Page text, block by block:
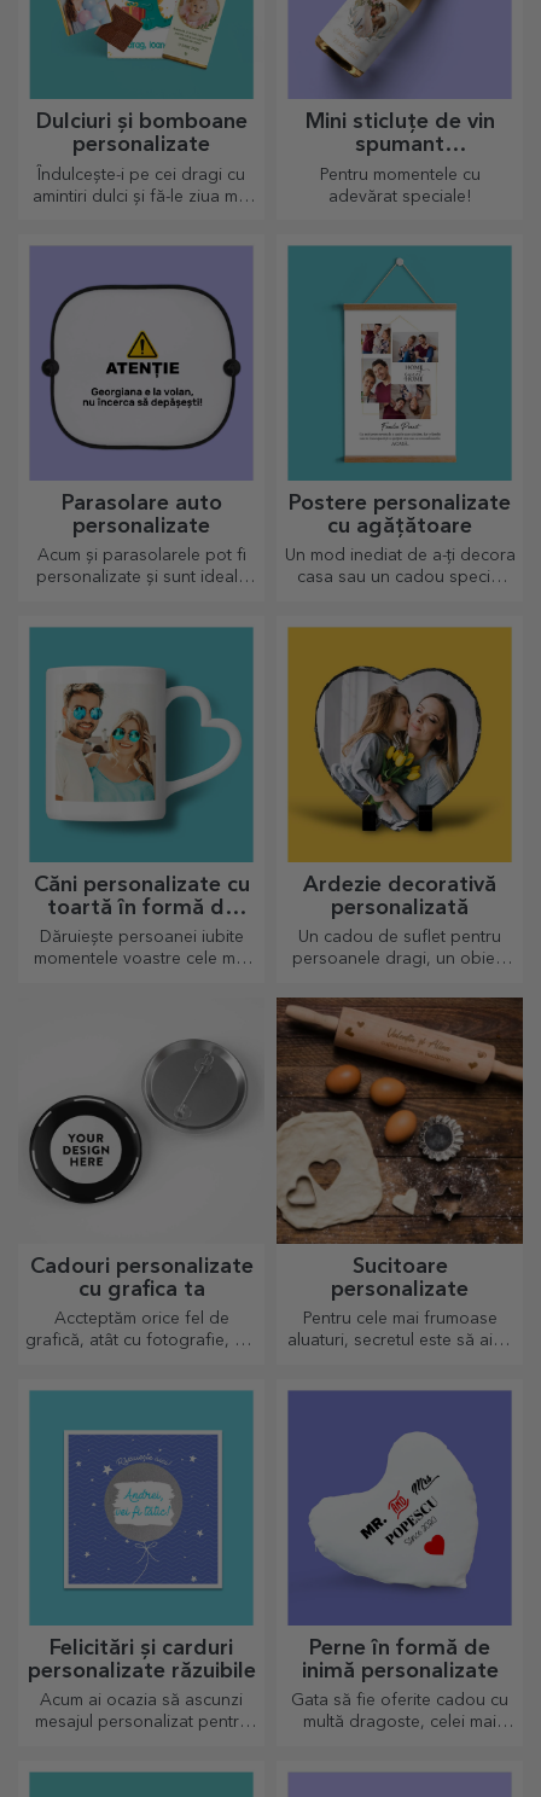
Dulciuri și bomboane
personalizate
Îndulcește-i pe cei dragi cu
amintiri dulci și fă-le ziua mai
Mini sticluțe de vin
spumant
personalizate
Pentru momentele cu
adevărat speciale!
Parasolare auto
personalizate
Acum și parasolarele pot fi
personalizate și sunt ideale
Postere personalizate
cu agățătoare
Un mod inediat de a-ți decora
casa sau un cadou special
Căni personalizate cu
toartă în formă de
inimă
Dăruiește persoanei iubite
momentele voastre cele mai
Ardezie decorativă
personalizată
Un cadou de suflet pentru
persoanele dragi, un obiect
Cadouri personalizate
cu grafica ta
Accteptăm orice fel de
grafică, atât cu fotografie, cât
Sucitoare
personalizate
Pentru cele mai frumoase
aluaturi, secretul este să aibă
Felicitări și carduri
personalizate răzuibile
Acum ai ocazia să ascunzi
mesajul personalizat pentru
Perne în formă de
inimă personalizate
Gata să fie oferite cadou cu
multă dragoste, celei mai